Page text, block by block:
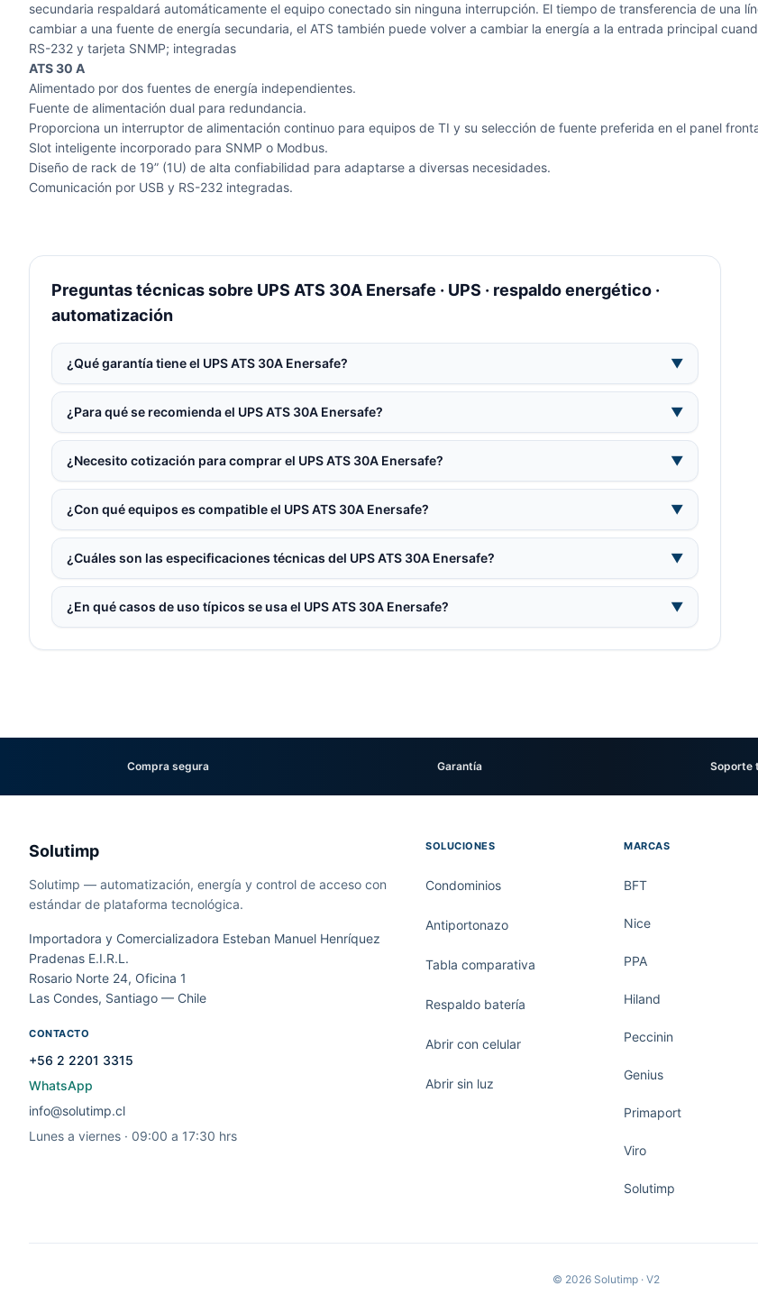
secundaria respaldará automáticamente el equipo conectado sin ninguna interrupción. El tiempo de transferencia de una
cambiar a una fuente de energía secundaria, el ATS también puede volver a cambiar la energía a la entrada principal
RS-232 y tarjeta SNMP; integradas
ATS 30 A
Alimentado por dos fuentes de energía independientes.
Fuente de alimentación dual para redundancia.
Proporciona un interruptor de alimentación continuo para equipos de TI y su selección de fuente preferida en el panel
Slot inteligente incorporado para SNMP o Modbus.
Diseño de rack de 19” (1U) de alta confiabilidad para adaptarse a diversas necesidades.
Comunicación por USB y RS-232 integradas.
Preguntas técnicas sobre UPS ATS 30A Enersafe · UPS · respaldo energético ·
automatización
¿Qué garantía tiene el UPS ATS 30A Enersafe? ▼
¿Para qué se recomienda el UPS ATS 30A Enersafe? ▼
¿Necesito cotización para comprar el UPS ATS 30A Enersafe? ▼
¿Con qué equipos es compatible el UPS ATS 30A Enersafe? ▼
¿Cuáles son las especificaciones técnicas del UPS ATS 30A Enersafe? ▼
¿En qué casos de uso típicos se usa el UPS ATS 30A Enersafe? ▼
Compra segura Garantía Soporte
Solutimp
Solutimp — automatización, energía y control de acceso con
estándar de plataforma tecnológica.
Importadora y Comercializadora Esteban Manuel Henríquez
Pradenas E.I.R.L.
Rosario Norte 24, Oficina 1
Las Condes, Santiago — Chile
CONTACTO
+56 2 2201 3315
WhatsApp
info@solutimp.cl
Lunes a viernes · 09:00 a 17:30 hrs
SOLUCIONES
Condominios
Antiportonazo
Tabla comparativa
Respaldo batería
Abrir con celular
Abrir sin luz
MARCAS
BFT
Nice
PPA
Hiland
Peccinin
Genius
Primaport
Viro
Solutimp
© 2026 Solutimp · V2